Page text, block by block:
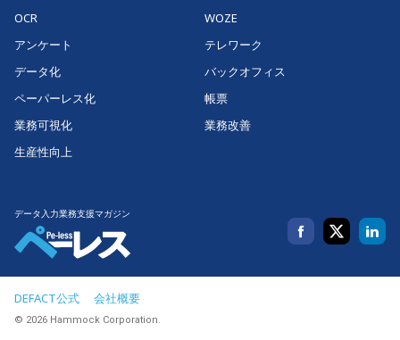
OCR
WOZE
アンケート
テレワーク
データ化
バックオフィス
ペーパーレス化
帳票
業務可視化
業務改善
生産性向上
データ入力業務支援マガジン
DEFACT公式 会社概要
© 2026 Hammock Corporation.